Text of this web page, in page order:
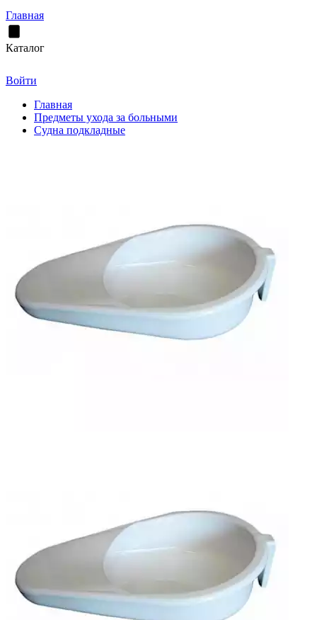
Главная
Каталог
Войти
Главная
Предметы ухода за больными
Судна подкладные